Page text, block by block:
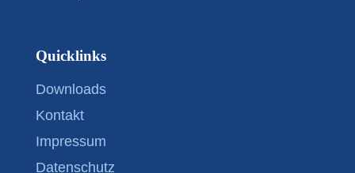
Quicklinks
Downloads
Kontakt
Impressum
Datenschutz